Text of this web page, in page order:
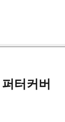
터커버